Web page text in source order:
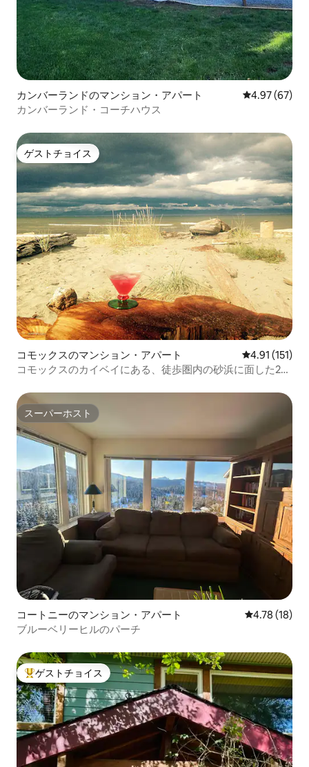
カンバーランドのマンション・アパート レビュー67
4.97 (67)
カンバーランド・コーチハウス
ゲストチョイス
ゲストチョイス
コモックスのマンション・アパート レビュー151
4.91 (151)
コモックスのカイベイにある、徒歩圏内の砂浜に面した2寝
スーパーホスト
スーパーホスト
コートニーのマンション・アパート レビュー18
4.78 (18)
ブルーベリーヒルのパーチ
大好評のゲストチョイスです。
ゲストチョイス